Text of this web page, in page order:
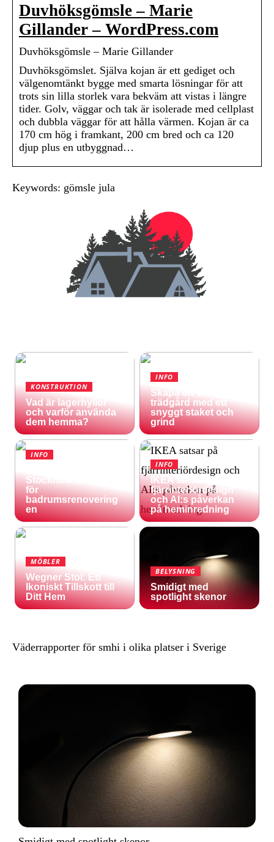
Duvhöksgömsle – Marie
Gillander – WordPress.com
Duvhöksgömsle – Marie Gillander
Duvhöksgömslet. Själva kojan är ett gediget och
välgenomtänkt bygge med smarta lösningar för att
trots sin lilla storlek vara bekväm att vistas i längre
tider. Golv, väggar och tak är isolerade med cellplast
och dubbla väggar för att hålla värmen. Kojan är ca
170 cm hög i framkant, 200 cm bred och ca 120
djup plus en utbyggnad…
Keywords: gömsle jula
KONSTRUKTION
Vad är lagerhyllor
och varför använda
dem hemma?
INFO
Skapa en vacker
trädgård med ett
snyggt staket och
grind
INFO
Stockholms natur
för
badrumsrenovering
en
INFO
IKEA satsar på
fjärrinteriördesign
och AI:s påverkan
på heminredning
MÖBLER
Wegner Stol: Ett
Ikoniskt Tillskott till
Ditt Hem
BELYSNING
Smidigt med
spotlight skenor
Väderrapporter för smhi i olika platser i Sverige